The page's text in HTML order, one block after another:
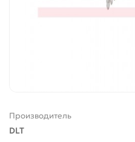
Производитель
DLT